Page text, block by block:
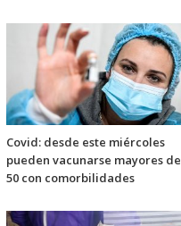
Covid: desde este miércoles
pueden vacunarse mayores de
50 con comorbilidades